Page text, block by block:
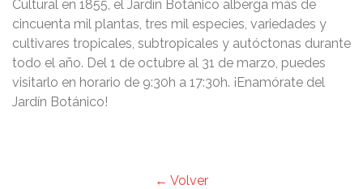
Cultural en 1855, el Jardín Botánico alberga más de
cincuenta mil plantas, tres mil especies, variedades y
cultivares tropicales, subtropicales y autóctonas durante
todo el año. Del 1 de octubre al 31 de marzo, puedes
visitarlo en horario de 9:30h a 17:30h. ¡Enamórate del
Jardín Botánico!
← Volver